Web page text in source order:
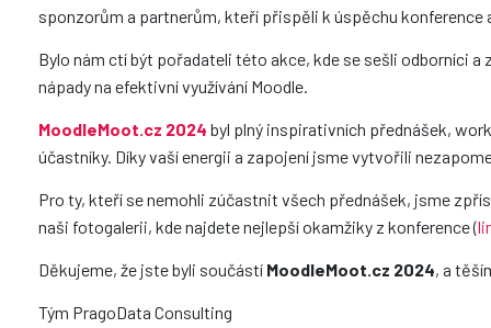
sponzorům a partnerům, kteří přispěli k úspěchu
Bylo nám ctí být pořadateli této akce, kde se sešli odborníci
nápady na efektivní využívání Moodle.
MoodleMoot.cz 2024 byl plný inspirativních přednášek,
účastníky. Díky vaší energii a zapojení jsme vytvořili
Pro ty, kteří se nemohli zúčastnit všech přednášek, jsme
naši fotogalerii, kde najdete nejlepší okamžiky z konference (
Děkujeme, že jste byli součástí MoodleMoot.cz 2024, a
Tým PragoData Consulting